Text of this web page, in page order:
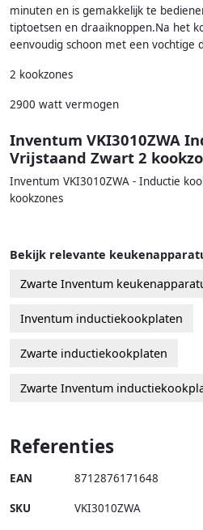
minuten en is gemakkelijk te
tiptoetsen en draaiknoppen.Na het
eenvoudig schoon met een vochtige
2 kookzones
2900 watt vermogen
Inventum VKI3010ZWA
Vrijstaand Zwart 2
Inventum VKI3010ZWA - Inductie
kookzones
Bekijk relevante
Zwarte Inventum
Inventum inductiekookplaten
Zwarte inductiekookplaten
Zwarte Inventum
Referenties
EAN 8712876171648
SKU VKI3010ZWA